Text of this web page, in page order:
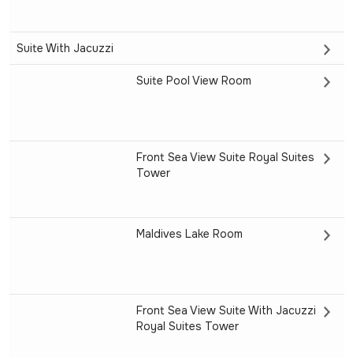
Suite With Jacuzzi
Suite Pool View Room
Front Sea View Suite Royal Suites
Tower
Maldives Lake Room
Front Sea View Suite With Jacuzzi
Royal Suites Tower